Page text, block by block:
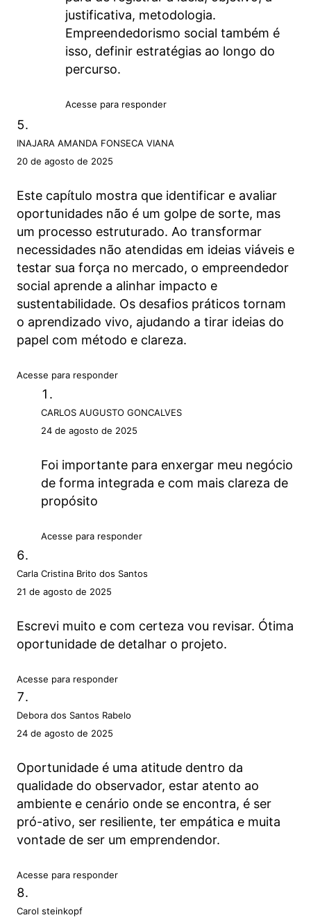
justificativa, metodologia.
Empreendedorismo social também é
isso, definir estratégias ao longo do
percurso.
Acesse para responder
INAJARA AMANDA FONSECA VIANA
20 de agosto de 2025
Este capítulo mostra que identificar e avaliar
oportunidades não é um golpe de sorte, mas
um processo estruturado. Ao transformar
necessidades não atendidas em ideias viáveis e
testar sua força no mercado, o empreendedor
social aprende a alinhar impacto e
sustentabilidade. Os desafios práticos tornam
o aprendizado vivo, ajudando a tirar ideias do
papel com método e clareza.
Acesse para responder
CARLOS AUGUSTO GONCALVES
24 de agosto de 2025
Foi importante para enxergar meu negócio
de forma integrada e com mais clareza de
propósito
Acesse para responder
Carla Cristina Brito dos Santos
21 de agosto de 2025
Escrevi muito e com certeza vou revisar. Ótima
oportunidade de detalhar o projeto.
Acesse para responder
Debora dos Santos Rabelo
24 de agosto de 2025
Oportunidade é uma atitude dentro da
qualidade do observador, estar atento ao
ambiente e cenário onde se encontra, é ser
pró-ativo, ser resiliente, ter empática e muita
vontade de ser um emprendendor.
Acesse para responder
Carol steinkopf